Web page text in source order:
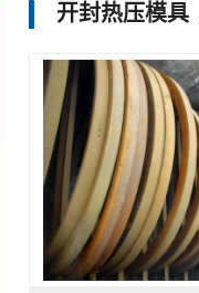
开封热压模具